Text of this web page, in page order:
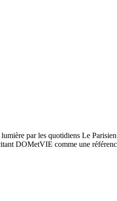
par les quotidiens Le
DOMetVIE comme une